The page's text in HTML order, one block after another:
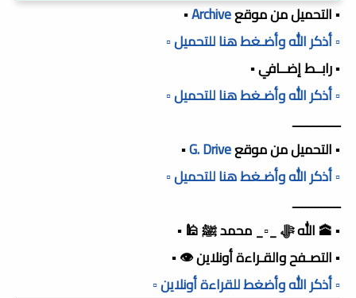
▪️ التحميل من موقعArchive
▪️
▫️ أذكر الله وأضـغط هنا للتحميل ▫️
▪️ رابــط إضــافي ▪️
▫️ أذكر الله وأضـغط هنا للتحميل ▫️
ـــــــــــــــ
▪️ التحميل من موقعG. Drive
▪️
▫️ أذكر الله وأضـغط هنا للتحميل ▫️
ـــــــــــــــ
▪️ 🕋 الله ﷻ _▫️_ محمد ﷺ 🕌 ▪️
▪️ التصـفح والقـراءة أونلاين 👁️ ▪️
▫️ أذكر الله وأضغط للقراءة أونلاين ▫️